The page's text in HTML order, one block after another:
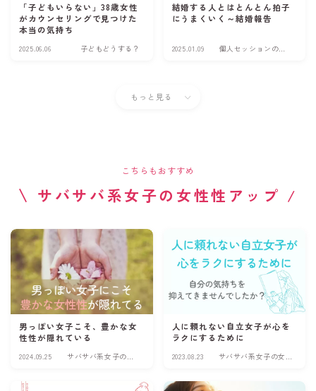
「子どもいらない」38歳女性
がカウンセリングで見つけた
本当の気持ち
2025.06.06 子どもどうする？
結婚する人とはとんとん拍子
にうまくいく～結婚報告
2025.01.09
個人セッションの感
もっと見る
こちらもおすすめ
\ サバサバ系女子の女性性アップ /
男っぽい女子こそ、豊かな女
性性が隠れている
2024.09.25
サバサバ系女子の女
人に頼れない自立女子が心を
ラクにするために
2023.08.23
サバサバ系女子の女